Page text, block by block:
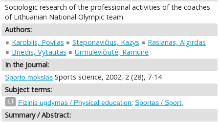
Sociologic research of the professional activities of the coaches
of Lithuanian National Olympic team
Authors:
Karoblis, Povilas
Steponavičius, Kazys
Raslanas, Algirdas
Briedis, Vytautas
Urmulevičiūtė, Ramunė
In the Journal:
Sporto mokslas Sports science, 2002, 2 (28), 7-14
Subject terms:
LT Fizinis ugdymas / Physical education; Sportas / Sport.
Summary / Abstract: